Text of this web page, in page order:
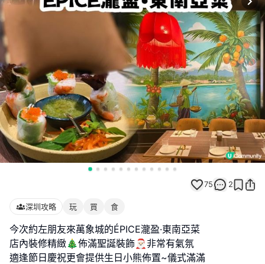
75 2
深圳攻略 玩 買 食
今次約左朋友來萬象城的ÉPICE瀧盈·東南亞菜
店內裝修精緻🎄佈滿聖誕裝飾🎅🏻非常有氣氛
適逢節日慶祝更會提供生日小熊佈置~儀式滿滿